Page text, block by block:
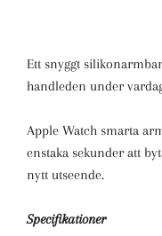
Ett snyggt
handleden under
Apple Watch smarta
enstaka sekunder att
nytt utseende.
Specifikationer